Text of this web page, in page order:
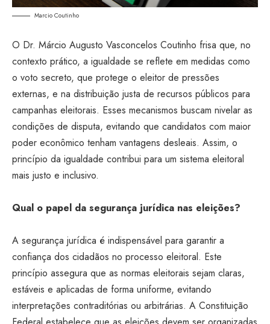
Marcio Coutinho
O Dr. Márcio Augusto Vasconcelos Coutinho frisa que, no
contexto prático, a igualdade se reflete em medidas como
o voto secreto, que protege o eleitor de pressões
externas, e na distribuição justa de recursos públicos para
campanhas eleitorais. Esses mecanismos buscam nivelar as
condições de disputa, evitando que candidatos com maior
poder econômico tenham vantagens desleais. Assim, o
princípio da igualdade contribui para um sistema eleitoral
mais justo e inclusivo.
Qual o papel da segurança jurídica nas eleições?
A segurança jurídica é indispensável para garantir a
confiança dos cidadãos no processo eleitoral. Este
princípio assegura que as normas eleitorais sejam claras,
estáveis e aplicadas de forma uniforme, evitando
interpretações contraditórias ou arbitrárias. A Constituição